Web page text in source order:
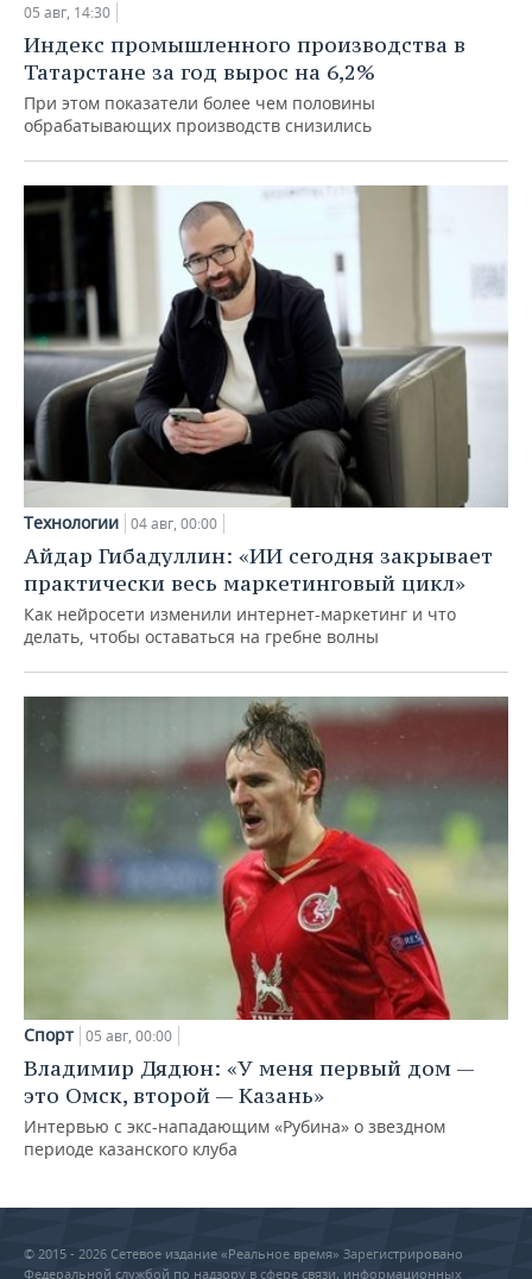
05 авг, 14:30
Индекс промышленного производства в
Татарстане за год вырос на 6,2%
При этом показатели более чем половины
обрабатывающих производств снизились
Технологии 04 авг, 00:00
Айдар Гибадуллин: «ИИ сегодня закрывает
практически весь маркетинговый цикл»
Как нейросети изменили интернет-маркетинг и что
делать, чтобы оставаться на гребне волны
Спорт 05 авг, 00:00
Владимир Дядюн: «У меня первый дом —
это Омск, второй — Казань»
Интервью с экс-нападающим «Рубина» о звездном
периоде казанского клуба
© 2015 - 2026 Сетевое издание «Реальное время» Зарегистрировано
Федеральной службой по надзору в сфере связи, информационных